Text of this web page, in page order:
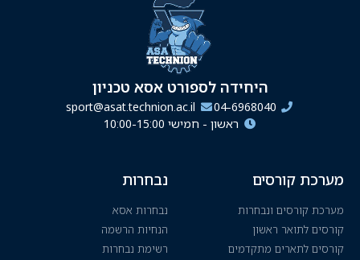
היחידה לספורט אסא טכניון
04-6968040
sport@asat.technion.ac.il
ראשון - חמישי 10:00-15:00
מערכת קורסים
מערכת קורסים ונבחרות
קורסים לתואר ראשון
קורסים לתארים מתקדמים
נבחרות
נבחרות אסא
הנחיות הרשמה
רשימת נבחרות